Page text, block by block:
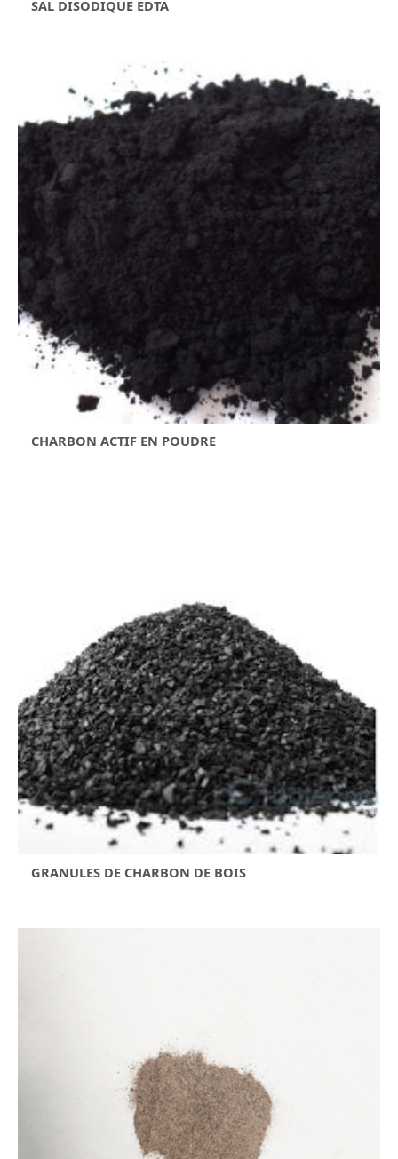
SAL DISODIQUE EDTA
CHARBON ACTIF EN POUDRE
GRANULES DE CHARBON DE BOIS